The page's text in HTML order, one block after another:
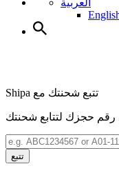
العربية
Shipa تتبع شحنتك مع
رقم حجزك لتتابع شحنتك
تتبع